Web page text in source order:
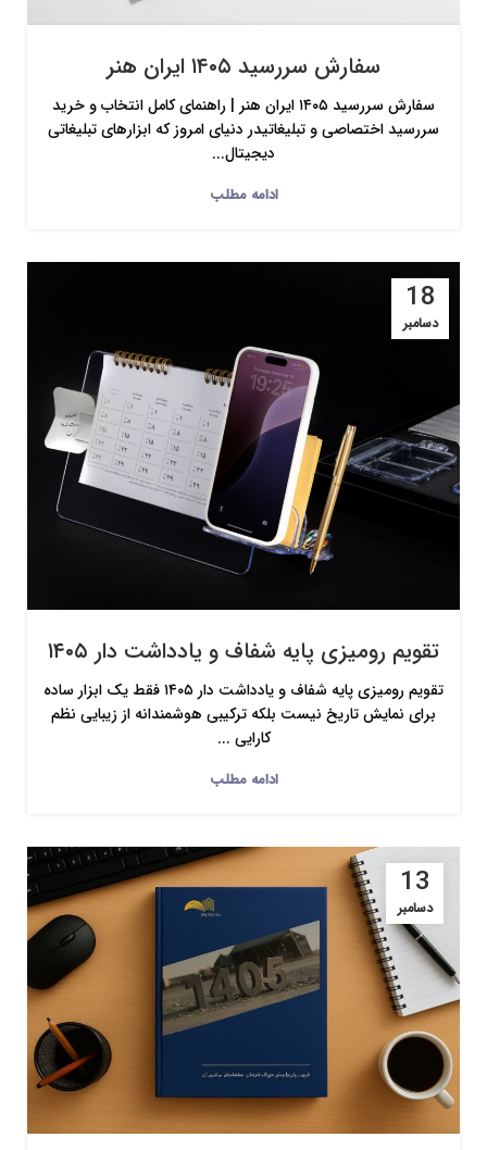
سفارش سررسید ۱۴۰۵ ایران هنر
سفارش سررسید ۱۴۰۵ ایران هنر | راهنمای کامل انتخاب و خرید
سررسید اختصاصی و تبلیغاتیدر دنیای امروز که ابزارهای تبلیغاتی
دیجیتال...
ادامه مطلب
18
دسامبر
تقویم رومیزی پایه شفاف و یادداشت دار ۱۴۰۵
تقویم رومیزی پایه شفاف و یادداشت دار ۱۴۰۵ فقط یک ابزار ساده
برای نمایش تاریخ نیست بلکه ترکیبی هوشمندانه از زیبایی نظم
کارایی ...
ادامه مطلب
13
دسامبر